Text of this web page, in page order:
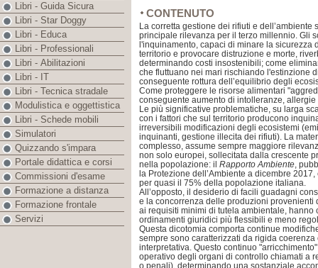
CONTENUTO
La corretta gestione dei rifiuti e
principale rilevanza per il terzo millennio. Gli
l'inquinamento, capaci di minare la sicurezza
territorio e provocare distruzione e morte,
determinando costi insostenibili; come
che fluttuano nei mari rischiando l'estinzione
conseguente rottura dell’equilibrio degli
Come proteggere le risorse alimentari
conseguente aumento di intolleranze,
Le più significative problematiche, su larga
con i fattori che sul territorio producono
irreversibili modificazioni degli ecosistemi
inquinanti, gestione illecita dei rifiuti). La
complesso, assume sempre maggiore
non solo europei, sollecitata dalla crescente
nella popolazione: il Rapporto Ambiente,
la Protezione dell’Ambiente a dicembre
per quasi il 75% della popolazione italiana.
All’opposto, il desiderio di facili guadagni
e la concorrenza delle produzioni provenienti
ai requisiti minimi di tutela ambientale,
ordinamenti giuridici più flessibili e meno
Questa dicotomia comporta continue
sempre sono caratterizzati da rigida
interpretativa. Questo continuo
operativo degli organi di controllo chiamati a
o penali), determinando una sostanziale
Libri - Guida Sicura
Libri - Star Doggy
Libri - Educa
Libri - Professionali
Libri - Abilitazioni
Libri - IT
Libri - Tecnica stradale
Modulistica e oggettistica
Libri - Schede mobili
Simulatori
Quizzando s'impara
Portale didattica e corsi
Commissioni d'esame
Formazione a distanza
Formazione frontale
Servizi